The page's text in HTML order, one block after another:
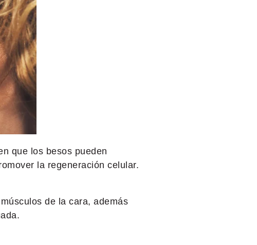
que los besos pueden
la regeneración celular.
de la cara, además